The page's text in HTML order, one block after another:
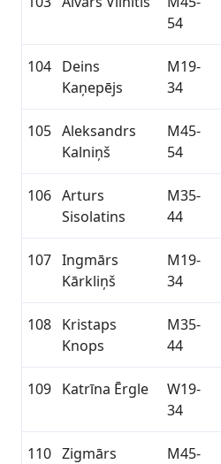
54
104 Deins
Kaņepējs
M19-
34
105 Aleksandrs
Kalniņš
M45-
54
106 Arturs
Sisolatins
M35-
44
107 Ingmārs
Kārkliņš
M19-
34
108 Kristaps
Knops
M35-
44
109 Katrīna Ērgle
W19-
34
110 Zigmārs
M45-